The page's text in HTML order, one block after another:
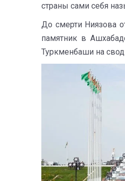
страны сами себя
До смерти Ниязова
памятник в
Туркменбаши на